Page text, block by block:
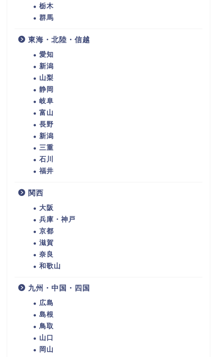
栃木
群馬
東海・北陸・信越
愛知
新潟
山梨
静岡
岐阜
富山
長野
新潟
三重
石川
福井
関西
大阪
兵庫・神戸
京都
滋賀
奈良
和歌山
九州・中国・四国
広島
島根
鳥取
山口
岡山